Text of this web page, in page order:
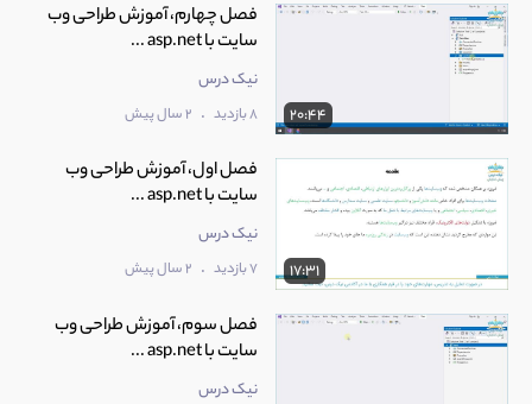
20:44
فصل چهارم، آموزش طراحی وب
سایت با asp.net ...
نیک درس
8 بازدید . 2 سال پیش
17:31
فصل اول، آموزش طراحی وب
سایت با asp.net ...
نیک درس
7 بازدید . 2 سال پیش
فصل سوم، آموزش طراحی وب
سایت با asp.net ...
نیک درس